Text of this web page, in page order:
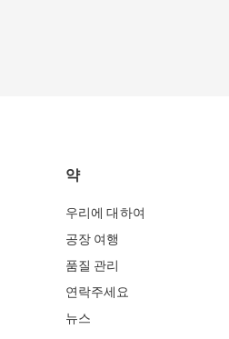
약
우리에 대하여
공장 여행
품질 관리
연락주세요
뉴스